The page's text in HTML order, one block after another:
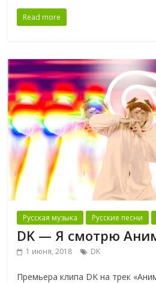
Read more
Русская музыка Русские песни
DK — Я смотрю
1 июня, 2018 DK
Премьера клипа DK на трек